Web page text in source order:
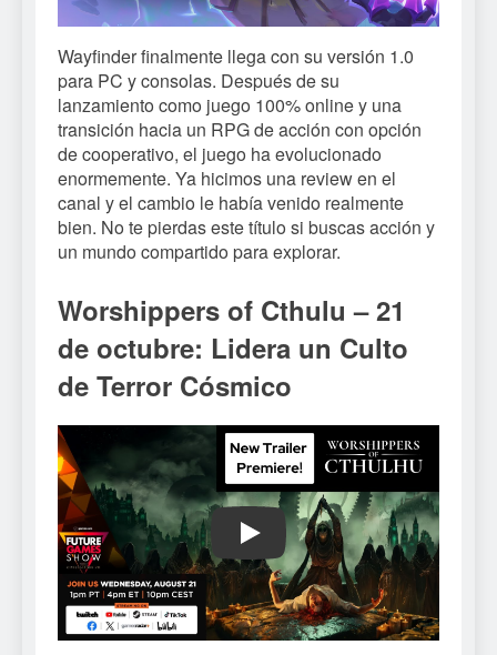
Wayfinder finalmente llega con su versión 1.0
para PC y consolas. Después de su
lanzamiento como juego 100% online y una
transición hacia un RPG de acción con opción
de cooperativo, el juego ha evolucionado
enormemente. Ya hicimos una review en el
canal y el cambio le había venido realmente
bien. No te pierdas este título si buscas acción y
un mundo compartido para explorar.
Worshippers of Cthulu – 21
de octubre: Lidera un Culto
de Terror Cósmico
Play